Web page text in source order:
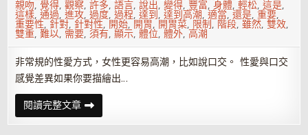
親吻, 覺得,觀察,許多,語言,說出,變得, 豐富,身體,輕松,這是,
這樣,通過,進攻,過度,過程,達到,達到高潮,適當,還是,重要,
重要性, 針對, 針對性, 開始, 開胃, 開胃菜, 限制, 階段,雖然,雙效,
雙重,難以, 需要,須有,顯示,體位,體外,高潮
非常規的性愛方式，女性更容易高潮，比如說口交。 性愛與口交
感覺差異如果你要描繪出…
閱讀完整文章讓
她
更